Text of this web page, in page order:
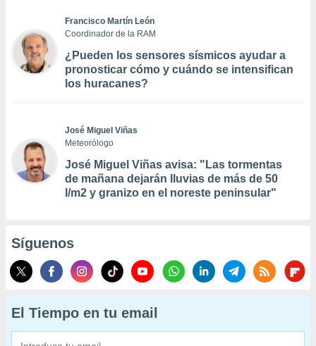
Francisco Martín León
Coordinador de la RAM
¿Pueden los sensores sísmicos ayudar a
pronosticar cómo y cuándo se intensifican
los huracanes?
José Miguel Viñas
Meteorólogo
José Miguel Viñas avisa: "Las tormentas
de mañana dejarán lluvias de más de 50
l/m2 y granizo en el noreste peninsular"
Síguenos
El Tiempo en tu email